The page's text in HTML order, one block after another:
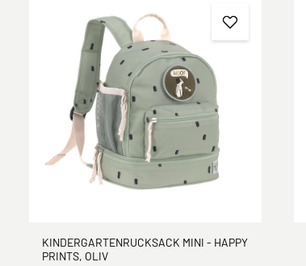
KINDERGARTENRUCKSACK MINI - HAPPY
PRINTS, OLIV